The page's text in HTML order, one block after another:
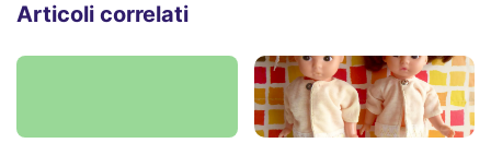
Articoli correlati